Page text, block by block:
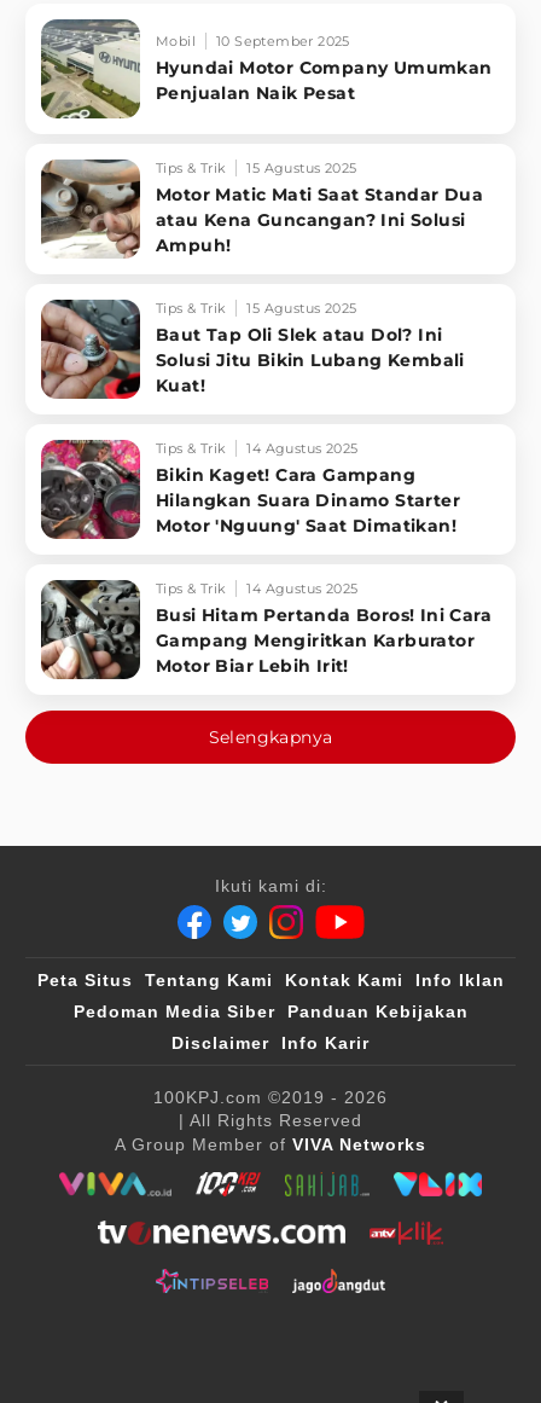
Mobil 10 September 2025
Hyundai Motor Company Umumkan
Penjualan Naik Pesat
Tips & Trik 15 Agustus 2025
Motor Matic Mati Saat Standar Dua
atau Kena Guncangan? Ini Solusi
Ampuh!
Tips & Trik 15 Agustus 2025
Baut Tap Oli Slek atau Dol? Ini
Solusi Jitu Bikin Lubang Kembali
Kuat!
Tips & Trik 14 Agustus 2025
Bikin Kaget! Cara Gampang
Hilangkan Suara Dinamo Starter
Motor 'Nguung' Saat Dimatikan!
Tips & Trik 14 Agustus 2025
Busi Hitam Pertanda Boros! Ini Cara
Gampang Mengiritkan Karburator
Motor Biar Lebih Irit!
Selengkapnya
Ikuti kami di:
Peta Situs Tentang Kami Kontak Kami
Info Iklan
Pedoman Media Siber
Panduan Kebijakan
Disclaimer
Info Karir
100KPJ.com ©2019 - 2026
| All Rights Reserved
A Group Member of VIVA Networks